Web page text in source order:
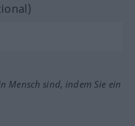
Mensch sind, indem Sie ein